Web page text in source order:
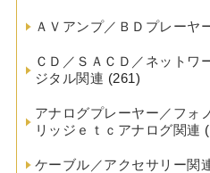
ＡＶアンプ／ＢＤプレーヤ
ＣＤ／ＳＡＣＤ／ネットワ
ジタル関連 (261)
アナログプレーヤー／フォ
リッジｅｔｃアナログ関連
ケーブル／アクセサリー関